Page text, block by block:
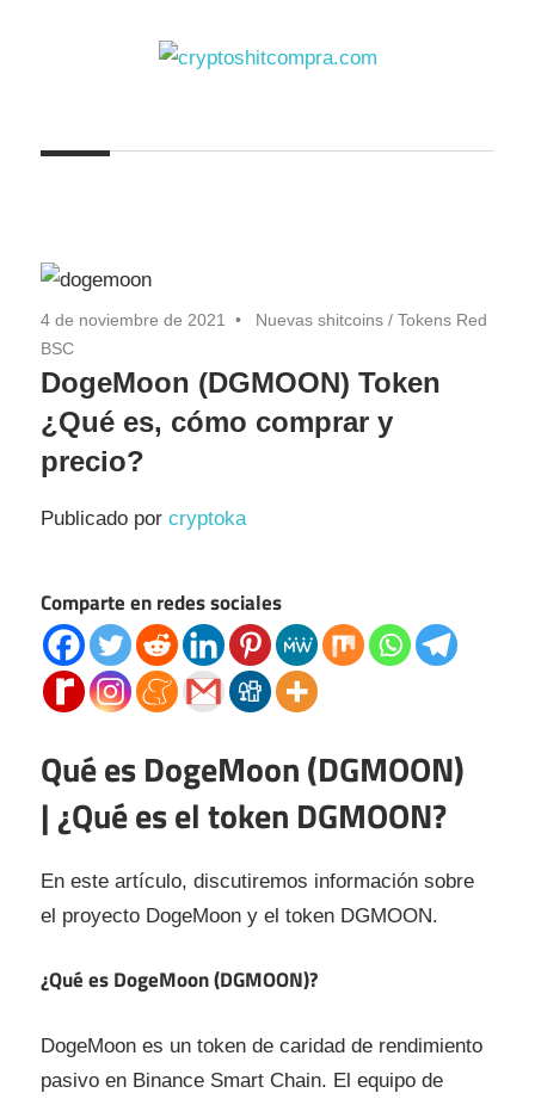
4 de noviembre de 2021 Nuevas shitcoins / Tokens Red
BSC
DogeMoon (DGMOON) Token
¿Qué es, cómo comprar y
precio?
Publicado por cryptoka
Comparte en redes sociales
Qué es DogeMoon (DGMOON)
| ¿Qué es el token DGMOON?
En este artículo, discutiremos información sobre
el proyecto DogeMoon y el token DGMOON.
¿Qué es DogeMoon (DGMOON)?
DogeMoon es un token de caridad de rendimiento
pasivo en Binance Smart Chain. El equipo de